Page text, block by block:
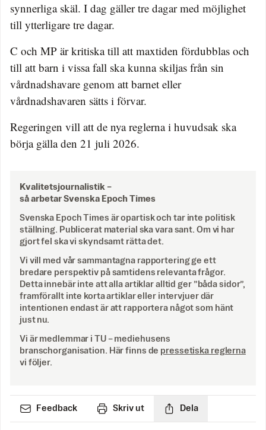
synnerliga skäl. I dag gäller tre dagar med möjlighet
till ytterligare tre dagar.
C och MP är kritiska till att maxtiden fördubblas och
till att barn i vissa fall ska kunna skiljas från sin
vårdnadshavare genom att barnet eller
vårdnadshavaren sätts i förvar.
Regeringen vill att de nya reglerna i huvudsak ska
börja gälla den 21 juli 2026.
Kvalitetsjournalistik –
så arbetar Svenska Epoch Times
Svenska Epoch Times är opartisk och tar inte politisk
ställning. Publicerat material ska vara sant. Om vi har
gjort fel ska vi skyndsamt rätta det.
Vi vill med vår sammantagna rapportering ge ett
bredare perspektiv på samtidens relevanta frågor.
Detta innebär inte att alla artiklar alltid ger ”båda sidor”,
framförallt inte korta artiklar eller intervjuer där
intentionen endast är att rapportera något som hänt
just nu.
Vi är medlemmar i TU – mediehusens
branschorganisation. Här finns de pressetiska reglerna
vi följer.
Feedback Skriv ut Dela